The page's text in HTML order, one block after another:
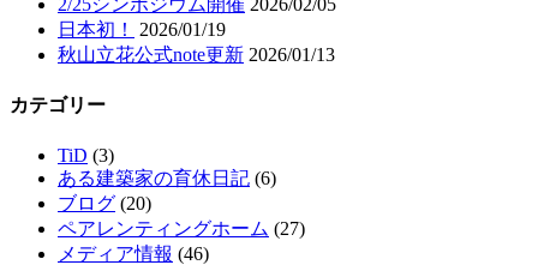
2/25シンポジウム開催 2026/02/05
日本初！
2026/01/19
秋山立花公式note更新 2026/01/13
カテゴリー
TiD (3)
ある建築家の育休日記 (6)
ブログ (20)
ペアレンティングホーム (27)
メディア情報 (46)